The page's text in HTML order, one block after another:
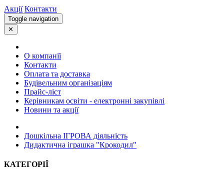
Акції Контакти
Toggle navigation
✕
О компанії
Контакти
Оплата та доставка
Будівельним організаціям
Прайс-ліст
Керівникам освіти - електронні закупівлі
Новини та акції
Дошкільна ІГРОВА діяльність
Дидактична іграшка "Крокодил"
КАТЕГОРІЇ